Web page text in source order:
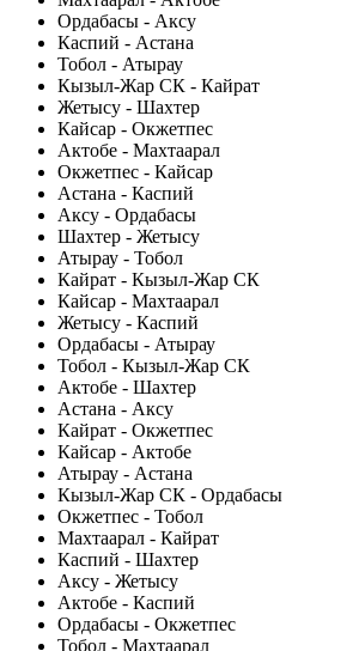
Ордабасы - Аксу
Каспий - Астана
Тобол - Атырау
Кызыл-Жар СК - Кайрат
Жетысу - Шахтер
Кайсар - Окжетпес
Актобе - Махтаарал
Окжетпес - Кайсар
Астана - Каспий
Аксу - Ордабасы
Шахтер - Жетысу
Атырау - Тобол
Кайрат - Кызыл-Жар СК
Кайсар - Махтаарал
Жетысу - Каспий
Ордабасы - Атырау
Тобол - Кызыл-Жар СК
Актобе - Шахтер
Астана - Аксу
Кайрат - Окжетпес
Кайсар - Актобе
Атырау - Астана
Кызыл-Жар СК - Ордабасы
Окжетпес - Тобол
Махтаарал - Кайрат
Каспий - Шахтер
Аксу - Жетысу
Актобе - Каспий
Ордабасы - Окжетпес
Тобол - Махтаарал